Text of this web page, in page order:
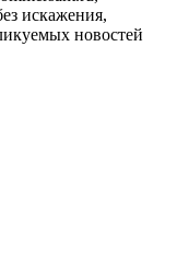
искажения,
новостей